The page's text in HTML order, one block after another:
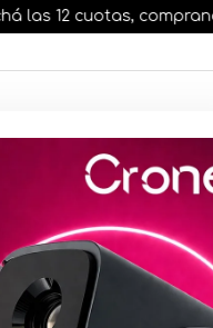
12 cuotas, comprando
25% OFF
antes de las 13